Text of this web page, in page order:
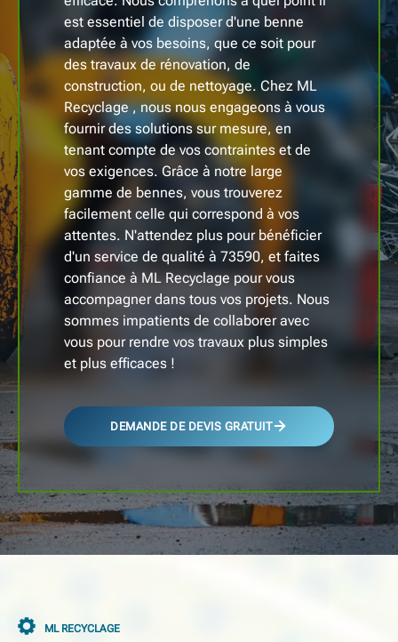
est essentiel de disposer d'une benne
adaptée à vos besoins, que ce soit pour
des travaux de rénovation, de
construction, ou de nettoyage. Chez ML
Recyclage , nous nous engageons à vous
fournir des solutions sur mesure, en
tenant compte de vos contraintes et de
vos exigences. Grâce à notre large
gamme de bennes, vous trouverez
facilement celle qui correspond à vos
attentes. N'attendez plus pour bénéficier
d'un service de qualité à 73590, et faites
confiance à ML Recyclage pour vous
accompagner dans tous vos projets. Nous
sommes impatients de collaborer avec
vous pour rendre vos travaux plus simples
et plus efficaces !
DEMANDE DE DEVIS GRATUIT
ML RECYCLAGE